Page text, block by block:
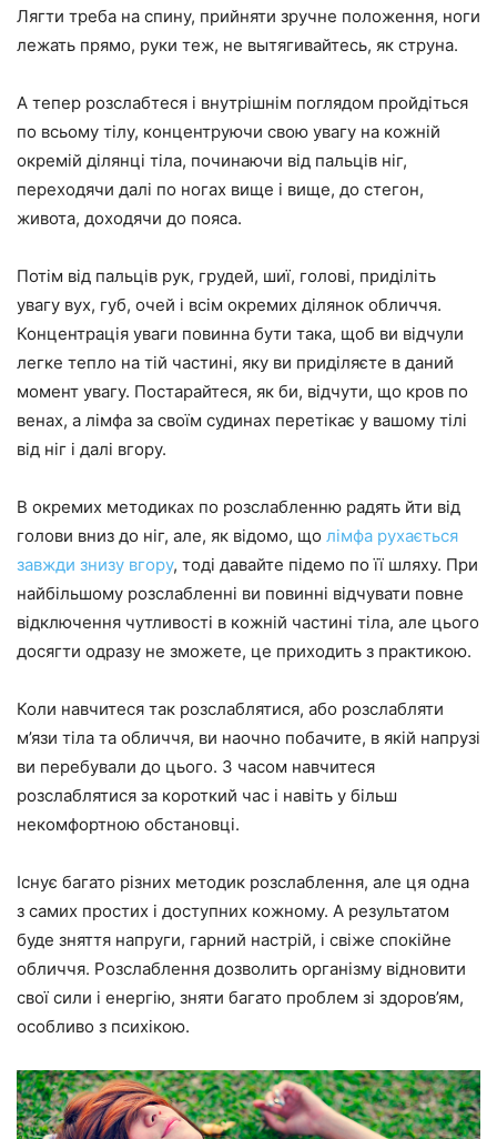
Лягти треба на спину, прийняти зручне положення, ноги
лежать прямо, руки теж, не вытягивайтесь, як струна.
А тепер розслабтеся і внутрішнім поглядом пройдіться
по всьому тілу, концентруючи свою увагу на кожній
окремій ділянці тіла, починаючи від пальців ніг,
переходячи далі по ногах вище і вище, до стегон,
живота, доходячи до пояса.
Потім від пальців рук, грудей, шиї, голові, приділіть
увагу вух, губ, очей і всім окремих ділянок обличчя.
Концентрація уваги повинна бути така, щоб ви відчули
легке тепло на тій частині, яку ви приділяєте в даний
момент увагу. Постарайтеся, як би, відчути, що кров по
венах, а лімфа за своїм судинах перетікає у вашому тілі
від ніг і далі вгору.
В окремих методиках по розслабленню радять йти від
голови вниз до ніг, але, як відомо, що лімфа рухається
завжди знизу вгору, тоді давайте підемо по її шляху. При
найбільшому розслабленні ви повинні відчувати повне
відключення чутливості в кожній частині тіла, але цього
досягти одразу не зможете, це приходить з практикою.
Коли навчитеся так розслаблятися, або розслабляти
м’язи тіла та обличчя, ви наочно побачите, в якій напрузі
ви перебували до цього. З часом навчитеся
розслаблятися за короткий час і навіть у більш
некомфортною обстановці.
Існує багато різних методик розслаблення, але ця одна
з самих простих і доступних кожному. А результатом
буде зняття напруги, гарний настрій, і свіже спокійне
обличчя. Розслаблення дозволить організму відновити
свої сили і енергію, зняти багато проблем зі здоров’ям,
особливо з психікою.